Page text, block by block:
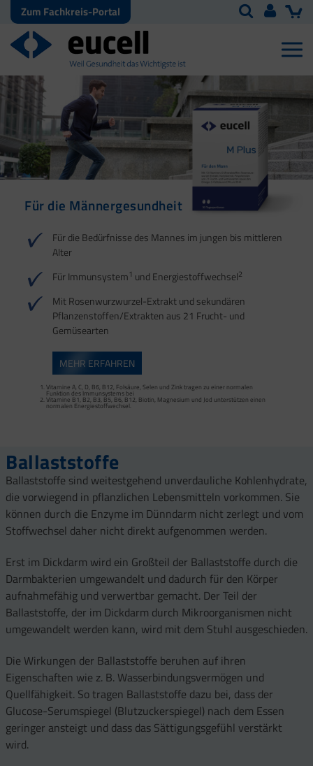
Zum Fachkreis-Portal
Für die Männergesundheit
Für die Bedürfnisse des Mannes im jungen bis mittleren
Alter
Für Immunsystem1 und Energiestoffwechsel2
Mit Rosenwurzwurzel-Extrakt und sekundären
Pflanzenstoffen/Extrakten aus 21 Frucht- und
Gemüsearten
MEHR ERFAHREN
Vitamine A, C, D, B6, B12, Folsäure, Selen und Zink tragen zu einer normalen
Funktion des Immunsystems bei
Vitamine B1, B2, B3, B5, B6, B12, Biotin, Magnesium und Jod unterstützen einen
normalen Energiestoffwechsel.
Für den Kinderwunsch
1 2 3
Selen trägt zu einer normalen Spermabildung bei.
Für die männliche
1
2
Vitamine A, C, D, B6, B12 sowie Folsäure, Selen und Zink tragen zu einer normalen
Funktion des Immunsystems bei.
Ballaststoffe
Ballaststoffe sind weitestgehend unverdauliche Kohlenhydrate,
die vorwiegend in pflanzlichen Lebensmitteln vorkommen. Sie
können durch die Enzyme im Dünndarm nicht zerlegt und vom
Stoffwechsel daher nicht direkt aufgenommen werden.
Erst im Dickdarm wird ein Großteil der Ballaststoffe durch die
Darmbakterien umgewandelt und dadurch für den Körper
aufnahmefähig und verwertbar gemacht. Der Teil der
Ballaststoffe, der im Dickdarm durch Mikroorganismen nicht
umgewandelt werden kann, wird mit dem Stuhl ausgeschieden.
Die Wirkungen der Ballaststoffe beruhen auf ihren
Eigenschaften wie z. B. Wasserbindungsvermögen und
Quellfähigkeit. So tragen Ballaststoffe dazu bei, dass der
Glucose-Serumspiegel (Blutzuckerspiegel) nach dem Essen
geringer ansteigt und dass das Sättigungsgefühl verstärkt
wird.